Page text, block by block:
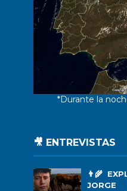
*Durante la
🎥 ENTREVISTAS